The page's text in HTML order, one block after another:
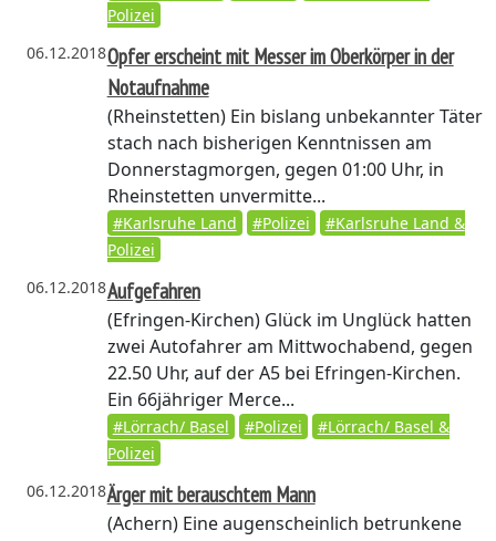
Polizei
06.12.2018Opfer erscheint mit Messer im Oberkörper in der
Notaufnahme
(Rheinstetten)Ein bislang unbekannter Täter
stach nach bisherigen Kenntnissen am
Donnerstagmorgen, gegen 01:00 Uhr, in
Rheinstetten unvermitte...
#Karlsruhe Land #Polizei
#Karlsruhe Land &
Polizei
06.12.2018Aufgefahren
(Efringen-Kirchen)Glück im Unglück hatten
zwei Autofahrer am Mittwochabend, gegen
22.50 Uhr, auf der A5 bei Efringen-Kirchen.
Ein 66jähriger Merce...
#Lörrach/ Basel #Polizei
#Lörrach/ Basel &
Polizei
06.12.2018Ärger mit berauschtem Mann
(Achern)Eine augenscheinlich betrunkene